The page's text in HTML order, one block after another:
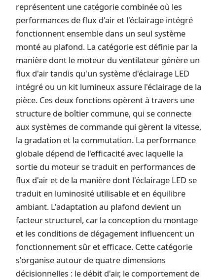
représentent une catégorie combinée où les
performances de flux d'air et l'éclairage intégré
fonctionnent ensemble dans un seul système
monté au plafond. La catégorie est définie par la
manière dont le moteur du ventilateur génère un
flux d'air tandis qu'un système d'éclairage LED
intégré ou un kit lumineux assure l'éclairage de la
pièce. Ces deux fonctions opèrent à travers une
structure de boîtier commune, qui se connecte
aux systèmes de commande qui gèrent la vitesse,
la gradation et la commutation. La performance
globale dépend de l'efficacité avec laquelle la
sortie du moteur se traduit en performances de
flux d'air et de la manière dont l'éclairage LED se
traduit en luminosité utilisable et en équilibre
ambiant. L'adaptation au plafond devient un
facteur structurel, car la conception du montage
et les conditions de dégagement influencent un
fonctionnement sûr et efficace. Cette catégorie
s'organise autour de quatre dimensions
décisionnelles : le débit d'air, le comportement de